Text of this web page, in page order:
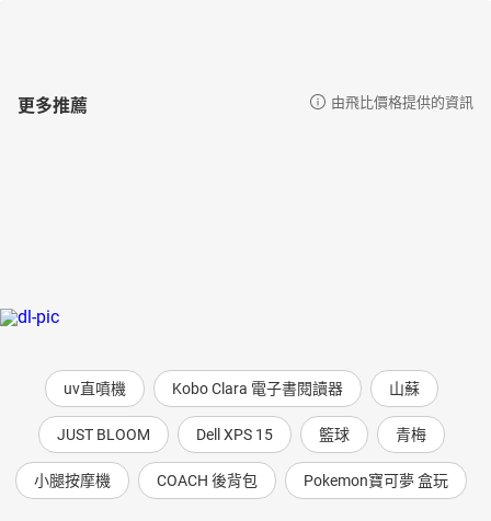
更多推薦 由飛比價格提供的資訊
uv直噴機 Kobo Clara 電子書閱讀器 山蘇
JUST BLOOM Dell XPS 15 籃球 青梅
小腿按摩機 COACH 後背包 Pokemon寶可夢 盒玩